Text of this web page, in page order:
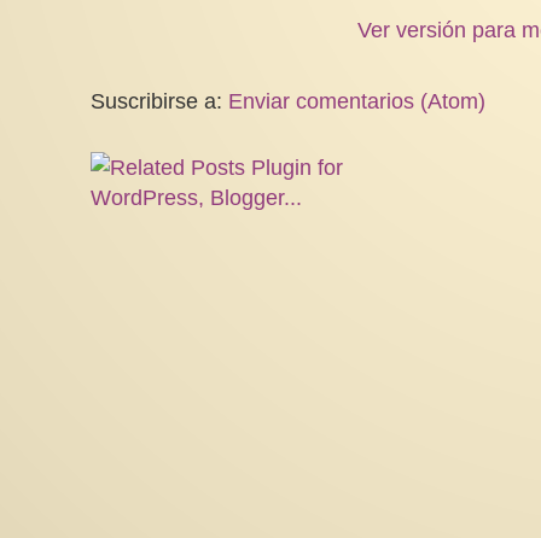
Ver versión para
Suscribirse a: Enviar comentarios (Atom)